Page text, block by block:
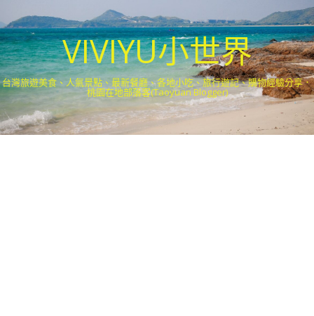
VIVIYU小世界
台灣旅遊美食、人氣景點、最新餐廳、各地小吃、旅行遊記、購物經驗分享．
桃園在地部落客(Taoyuan Blogger)